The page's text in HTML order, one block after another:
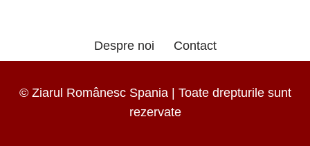
Despre noi Contact
© Ziarul Românesc Spania | Toate drepturile sunt
rezervate